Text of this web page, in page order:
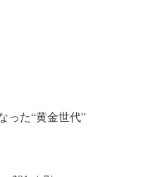
った“黄金世代”